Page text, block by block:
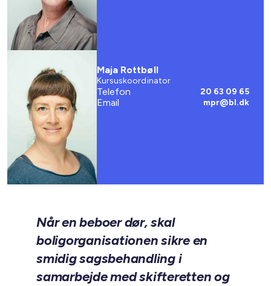
Når en beboer dør, skal
boligorganisationen sikre en
smidig sagsbehandling i
samarbejde med skifteretten og
Maja Rottbøll
Kursuskoordinator
Telefon 20 63 09 65
Email mpr@bl.dk